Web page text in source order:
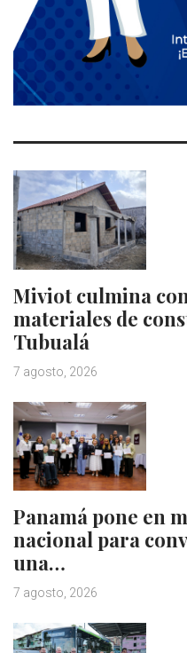
Miviot culmina
materiales de
Tubualá
7 agosto, 2026
Panamá pone en
nacional para
una…
7 agosto, 2026